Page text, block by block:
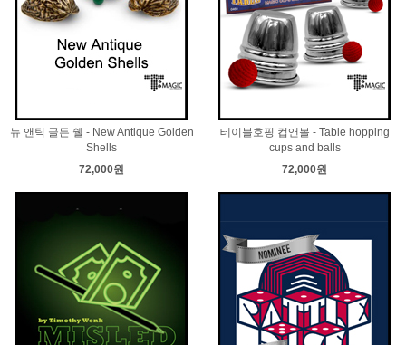
뉴 앤틱 골든 쉘 - New Antique Golden
Shells
72,000원
테이블호핑 컵앤볼 - Table hopping
cups and balls
72,000원